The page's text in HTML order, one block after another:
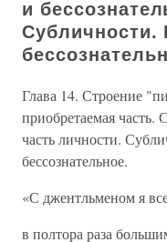
и
Субличности.
Глава 14. Строение
приобретаемая часть.
часть личности.
бессознательное.
«С джентльменом я
в полтора раза